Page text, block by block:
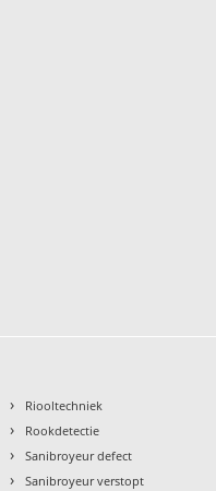
› Riooltechniek
› Rookdetectie
› Sanibroyeur defect
› Sanibroyeur verstopt